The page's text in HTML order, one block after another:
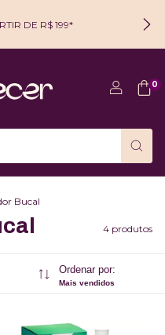
DE R$ 199*
0
Bucal
4 produtos
Ordenar por:
Mais vendidos